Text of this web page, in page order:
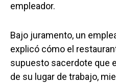
empleador.
Bajo juramento, un
explicó cómo el
supuesto sacerdote que
de su lugar de trabajo,